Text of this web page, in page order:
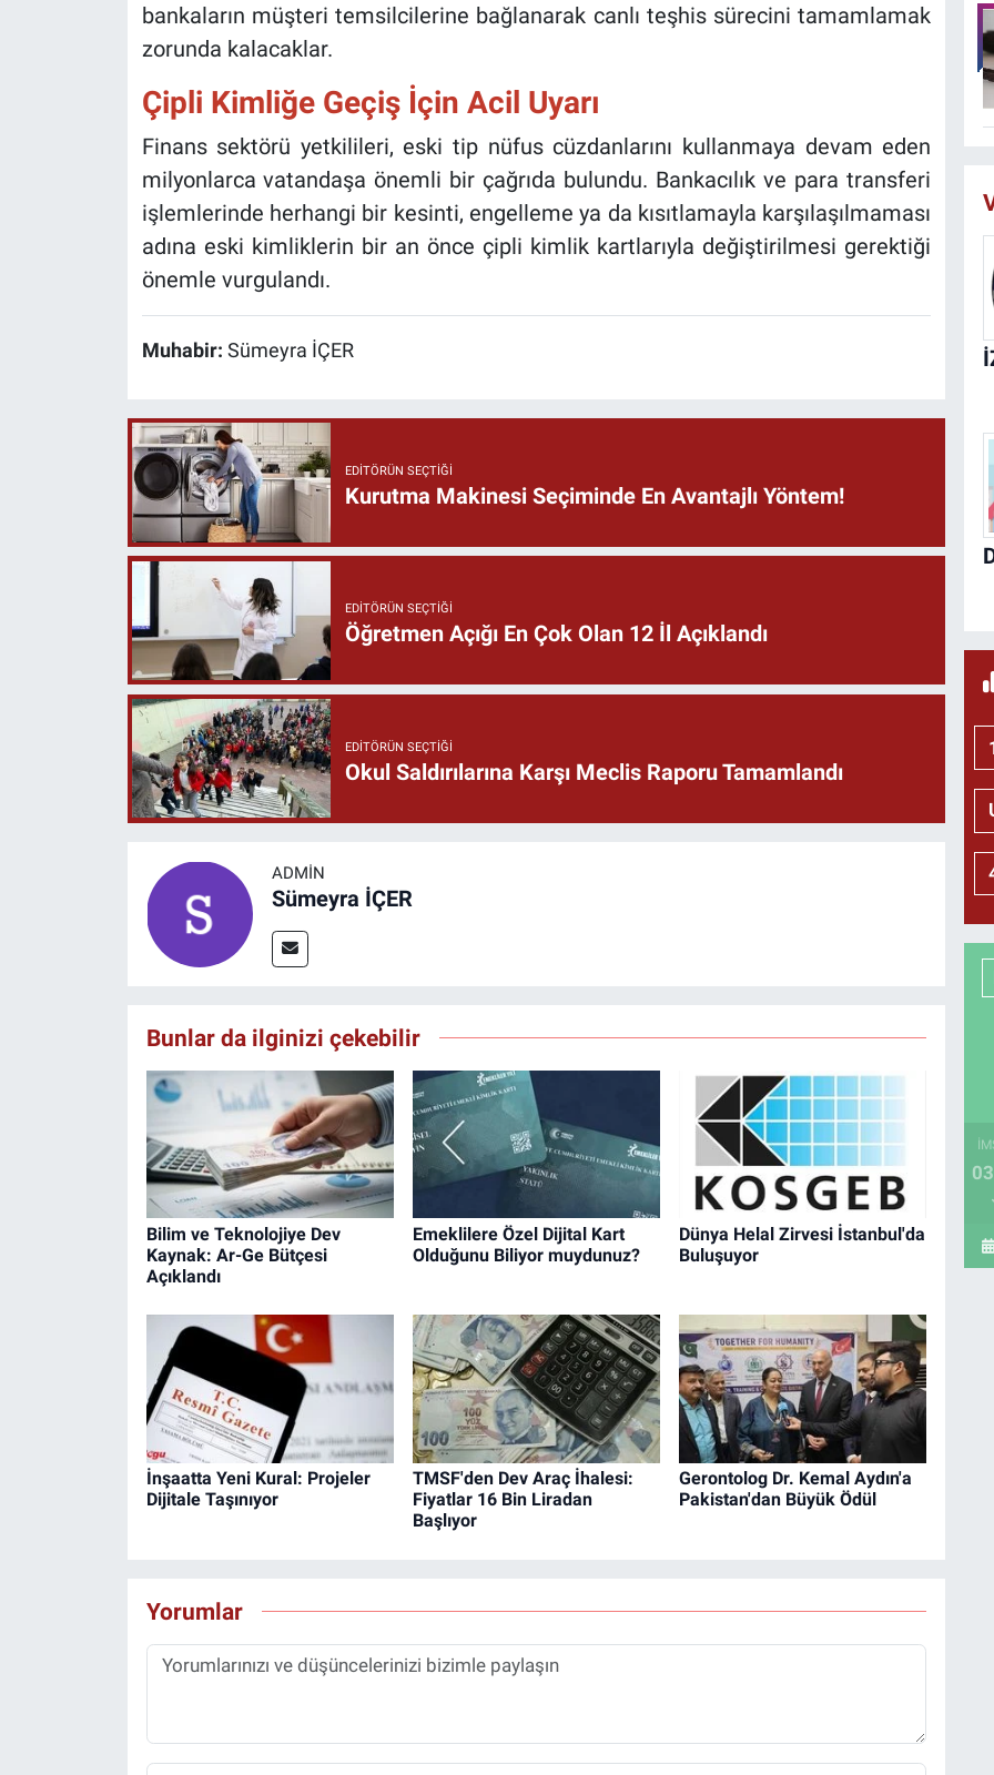
bankaların müşteri temsilcilerine bağlanarak canlı teşhis sürecini tamamlamak
zorunda kalacaklar.
Çipli Kimliğe Geçiş İçin Acil Uyarı
Finans sektörü yetkilileri, eski tip nüfus cüzdanlarını kullanmaya devam eden
milyonlarca vatandaşa önemli bir çağrıda bulundu. Bankacılık ve para transferi
işlemlerinde herhangi bir kesinti, engelleme ya da kısıtlamayla karşılaşılmaması
adına eski kimliklerin bir an önce çipli kimlik kartlarıyla değiştirilmesi gerektiği
önemle vurgulandı.
Muhabir: Sümeyra İÇER
EDITÖRÜN SEÇTIĞI
Kurutma Makinesi Seçiminde En Avantajlı Yöntem!
EDITÖRÜN SEÇTIĞI
Öğretmen Açığı En Çok Olan 12 İl Açıklandı
EDITÖRÜN SEÇTIĞI
Okul Saldırılarına Karşı Meclis Raporu Tamamlandı
ADMIN
Sümeyra İÇER
Bunlar da ilginizi çekebilir
Bilim ve Teknolojiye Dev
Kaynak: Ar-Ge Bütçesi
Açıklandı
Emeklilere Özel Dijital Kart
Olduğunu Biliyor muydunuz?
Dünya Helal Zirvesi İstanbul'da
Buluşuyor
İnşaatta Yeni Kural: Projeler
Dijitale Taşınıyor
TMSF'den Dev Araç İhalesi:
Fiyatlar 16 Bin Liradan
Başlıyor
Gerontolog Dr. Kemal Aydın'a
Pakistan'dan Büyük Ödül
Yorumlar